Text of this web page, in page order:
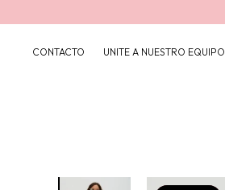
CONTACTO UNITE A NUESTRO EQUIPO